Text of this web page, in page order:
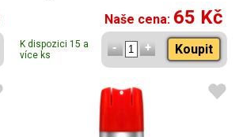
Naše cena: 65 Kč
K dispozici 15 a
více ks
Koupit